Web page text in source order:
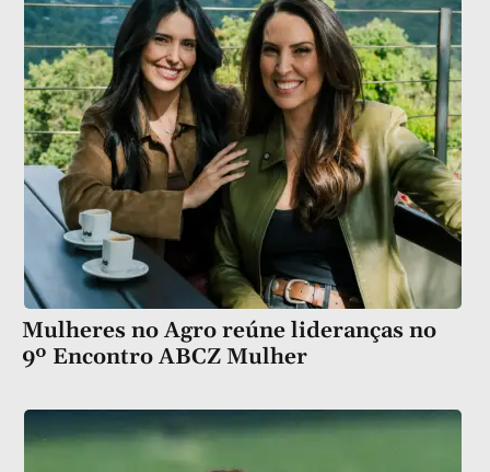
Mulheres no Agro reúne lideranças no
9º Encontro ABCZ Mulher